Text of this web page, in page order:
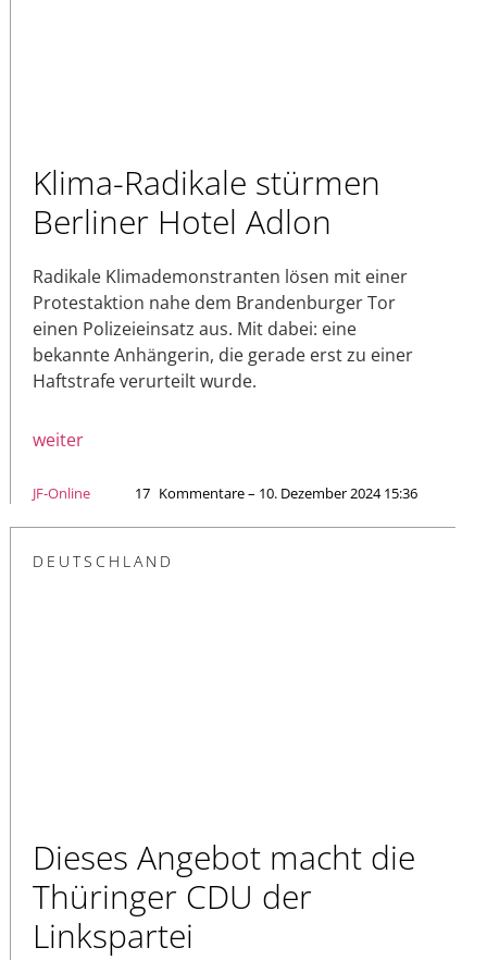
Klima-Radikale stürmen
Berliner Hotel Adlon
Radikale Klimademonstranten lösen mit einer
Protestaktion nahe dem Brandenburger Tor
einen Polizeieinsatz aus. Mit dabei: eine
bekannte Anhängerin, die gerade erst zu einer
Haftstrafe verurteilt wurde.
weiter
JF-Online 17 Kommentare – 10. Dezember 2024 15:36
DEUTSCHLAND
Dieses Angebot macht die
Thüringer CDU der
Linkspartei